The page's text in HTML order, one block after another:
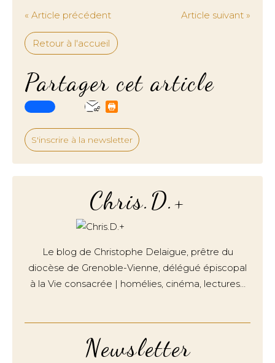
« Article précédent Article suivant »
Retour à l'accueil
Partager cet article
S'inscrire à la newsletter
Newsletter
Chris.D.+
Le blog de Christophe Delaigue, prêtre du
diocèse de Grenoble-Vienne, délégué épiscopal
à la Vie consacrée | homélies, cinéma, lectures…